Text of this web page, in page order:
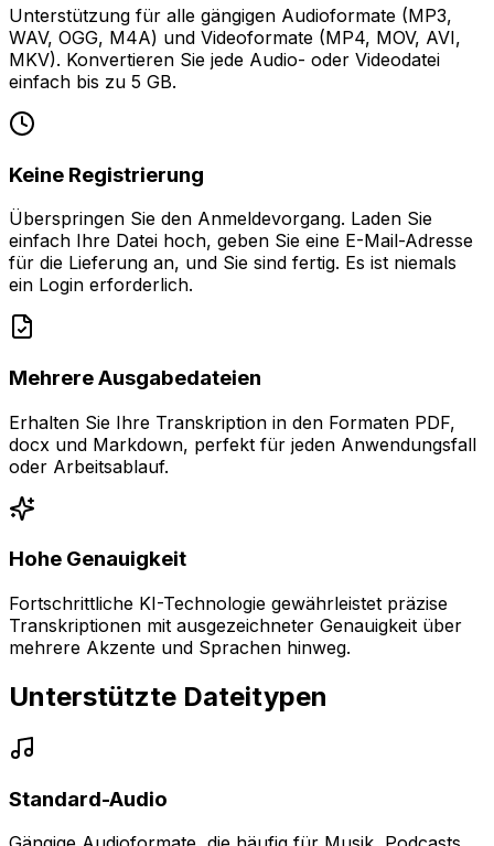
Unterstützung für alle gängigen Audioformate (MP3,
WAV, OGG, M4A) und Videoformate (MP4, MOV, AVI,
MKV). Konvertieren Sie jede Audio- oder Videodatei
einfach bis zu 5 GB.
Keine Registrierung
Überspringen Sie den Anmeldevorgang. Laden Sie
einfach Ihre Datei hoch, geben Sie eine E-Mail-Adresse
für die Lieferung an, und Sie sind fertig. Es ist niemals
ein Login erforderlich.
Mehrere Ausgabedateien
Erhalten Sie Ihre Transkription in den Formaten PDF,
docx und Markdown, perfekt für jeden Anwendungsfall
oder Arbeitsablauf.
Hohe Genauigkeit
Fortschrittliche KI-Technologie gewährleistet präzise
Transkriptionen mit ausgezeichneter Genauigkeit über
mehrere Akzente und Sprachen hinweg.
Unterstützte Dateitypen
Standard-Audio